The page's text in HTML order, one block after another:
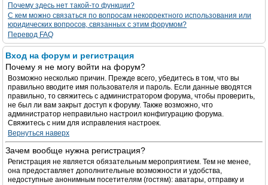
Почему здесь нет такой-то функции?
С кем можно связаться по вопросам некорректного использования или
юридических вопросов, связанных с этим форумом?
Перевод FAQ
Вход на форум и регистрация
Почему я не могу войти на форум?
Возможно несколько причин. Прежде всего, убедитесь в том, что вы
правильно вводите имя пользователя и пароль. Если данные вводятся
правильно, то свяжитесь с администратором форума, чтобы проверить,
не был ли вам закрыт доступ к форуму. Также возможно, что
администратор неправильно настроил конфигурацию форума.
Свяжитесь с ним для исправления настроек.
Вернуться наверх
Зачем вообще нужна регистрация?
Регистрация не является обязательным мероприятием. Тем не менее,
она предоставляет дополнительные возможности и удобства,
недоступные анонимным посетителям (гостям): аватары, отправку и